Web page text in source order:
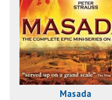
Masada